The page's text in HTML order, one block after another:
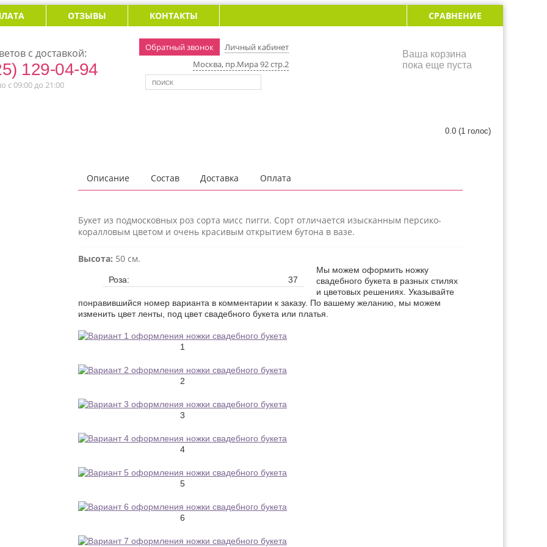
ОТЗЫВЫ КОНТАКТЫ СРАВНЕНИЕ
с доставкой:
129-04-94
с 09:00 до 21:00
Обратный звонок
Личный кабинет
Москва, пр.Мира 92 стр.2
Ваша корзина
пока еще пуста
0.0 (1 голос)
Описание Состав Доставка Оплата
Букет из подмосковных роз сорта мисс пигги. Сорт отличается изысканным персико-
коралловым цветом и очень красивым открытием бутона в вазе.
Высота: 50 см.
Роза: 37
Мы можем оформить ножку
свадебного букета в разных стилях
и цветовых решениях. Указывайте
понравившийся номер варианта в комментарии к заказу. По вашему желанию, мы можем
изменить цвет ленты, под цвет свадебного букета или платья.
1
2
3
4
5
6